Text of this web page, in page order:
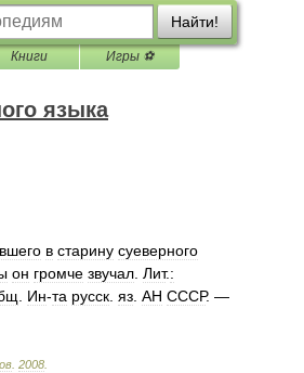
Найти!
Книги Игры ⚽
языка
в старину суеверного
он громче звучал Лит.:
Ин-та русск яз АН СССР. —
2008